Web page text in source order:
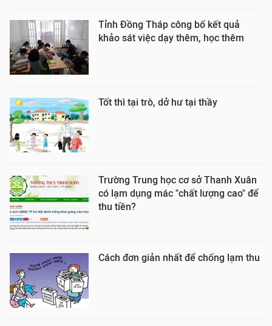
Tỉnh Đồng Tháp công bố kết quả
khảo sát việc dạy thêm, học thêm
Tốt thì tại trò, dở hư tại thầy
Trường Trung học cơ sở Thanh Xuân
có lạm dụng mác "chất lượng cao" để
thu tiền?
Cách đơn giản nhất để chống lạm thu